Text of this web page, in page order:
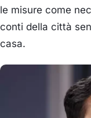
le misure come
conti della città
casa.